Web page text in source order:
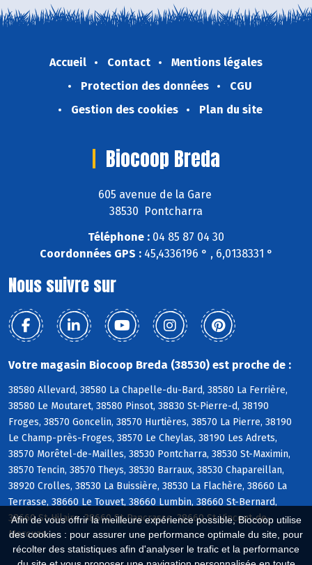
Afin de vous offrir la meilleure expérience possible, Biocoop utilise
des cookies : pour assurer une performance optimale du site, pour
récolter des statistiques afin d'analyser le trafic et la performance
Accueil Contact
Mentions légales
Protection des données
CGU
Gestion des cookies
Plan du site
Biocoop Breda
605 avenue de la Gare
38530 Pontcharra
Téléphone : 04 85 87 04 30
Coordonnées GPS :45,4336196 ° , 6,0138331 °
Nous suivre sur
Votre magasin Biocoop Breda (38530) est proche de :
38580 Allevard, 38580 La Chapelle-du-Bard, 38580 La Ferrière,
38580 Le Moutaret, 38580 Pinsot, 38830 St-Pierre-d, 38190
Froges, 38570 Goncelin, 38570 Hurtières, 38570 La Pierre, 38190
Le Champ-près-Froges, 38570 Le Cheylas, 38190 Les Adrets,
38570 Morêtel-de-Mailles, 38530 Pontcharra, 38530 St-Maximin,
38570 Tencin, 38570 Theys, 38530 Barraux, 38530 Chapareillan,
38920 Crolles, 38530 La Buissière, 38530 La Flachère, 38660 La
Terrasse, 38660 Le Touvet, 38660 Lumbin, 38660 St-Bernard,
38660 St-Hilaire, 38660 St-Pancrasse, 38660 St-Vincent-de-
Mercuze